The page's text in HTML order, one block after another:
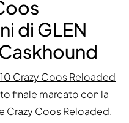
di GLEN
Crazy Coos Reloaded
finale marcato con la
Crazy Coos Reloaded.